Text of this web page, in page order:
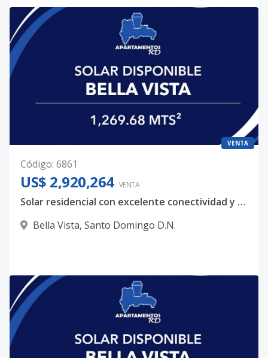
VENTA
Código: 6861
US$ 2,920,264 VENTA
Solar residencial con excelente conectividad y escala óptima de proyecto – Bella Vista
Bella Vista, Santo Domingo D.N.